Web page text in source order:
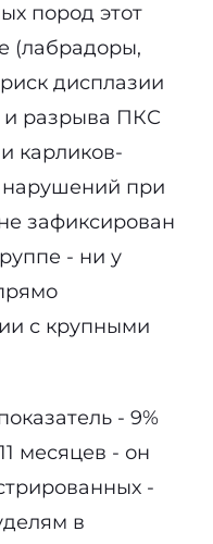
пород этот
(лабрадоры,
дисплазии
и разрыва ПКС
карликов-
нарушений при
зафиксирован
- ни у
с крупными
- 9%
месяцев - он
-
в